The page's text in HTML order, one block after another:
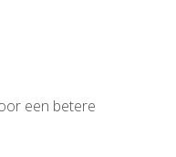
een betere